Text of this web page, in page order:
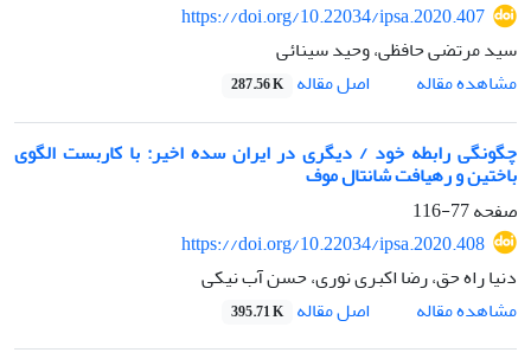
https://doi.org/10.22034/ipsa.2020.407
سید مرتضی حافظی، وحید سینائی
مشاهده مقاله
اصل مقاله 287.56 K
چگونگی رابطه خود / دیگری در ایران سده اخیر: با کاربست الگوی
باختین و رهیافت شانتال موف
صفحه77-116
https://doi.org/10.22034/ipsa.2020.408
دنیا راه حق، رضا اکبری نوری، حسن آب نیکی
مشاهده مقاله
اصل مقاله 395.71 K